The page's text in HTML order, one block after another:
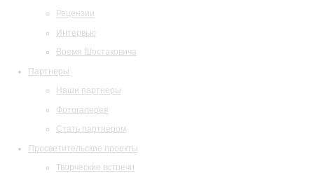
Рецензии
Интервью
Время Шостаковича
Партнеры
Наши партнеры
Фотогалерея
Стать партнером
Просветительские проекты
Творческие встречи